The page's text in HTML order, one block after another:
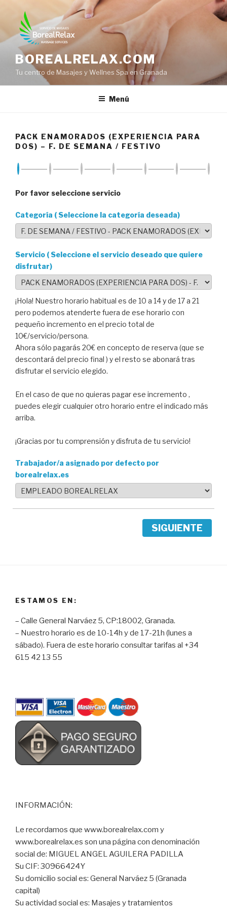
contenido
BOREALRELAX.COM
Tu centro de Masajes y Wellnes Spa en Granada
Menú
PACK ENAMORADOS (EXPERIENCIA PARA
DOS) – F. DE SEMANA / FESTIVO
Por favor seleccione servicio
Categoría ( Seleccione la categoría deseada)
Servicio ( Seleccione el servicio deseado que quiere
disfrutar)
¡Hola! Nuestro horario habitual es de 10 a 14 y de 17 a 21
pero podemos atenderte fuera de ese horario con
pequeño incremento en el precio total de
10€/servicio/persona.
Ahora sólo pagarás 20€ en concepto de reserva (que se
descontará del precio final ) y el resto se abonará tras
disfrutar el servicio elegido.
En el caso de que no quieras pagar ese incremento ,
puedes elegir cualquier otro horario entre el indicado más
arriba.
¡Gracias por tu comprensión y disfruta de tu servicio!
Trabajador/a asignado por defecto por
borealrelax.es
SIGUIENTE
ESTAMOS EN:
– Calle General Narváez 5, CP:18002, Granada.
– Nuestro horario es de 10-14h y de 17-21h (lunes a
sábado). Fuera de este horario consultar tarifas al +34
615 42 13 55
INFORMACIÓN:
Le recordamos que www.borealrelax.com y
www.borealrelax.es son una página con denominación
social de: MIGUEL ANGEL AGUILERA PADILLA
Su CIF: 30966424Y
Su domicilio social es: General Narváez 5 (Granada
capital)
Su actividad social es: Masajes y tratamientos